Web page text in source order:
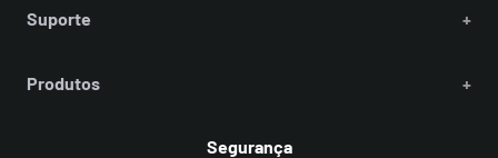
Suporte +
Produtos +
Segurança